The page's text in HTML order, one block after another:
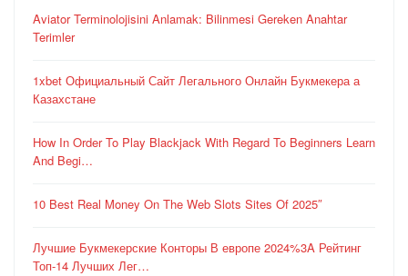
Aviator Terminolojisini Anlamak: Bilinmesi Gereken Anahtar
Terimler
1xbet Официальный Сайт Легального Онлайн Букмекера а
Казахстане
How In Order To Play Blackjack With Regard To Beginners Learn
And Begi…
10 Best Real Money On The Web Slots Sites Of 2025″
Лучшие Букмекерские Конторы В европе 2024%3A Рейтинг
Топ-14 Лучших Лег…